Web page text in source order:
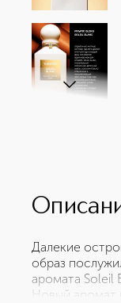
Далекие
образ
аромата Soleil
Новый